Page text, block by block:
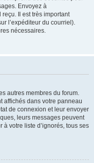
Envoyez à
reçu. Il est très important
l’expéditeur du courriel).
nécessaires.
autres membres du forum.
affichés dans votre panneau
de connexion et leur envoyer
leurs messages peuvent
votre liste d’ignorés, tous ses